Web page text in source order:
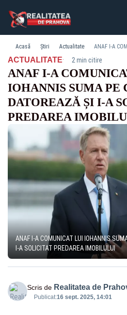
Acasă Știri Actualitate
ACTUALITATE· 2 min citire
ANAF I-A
IOHANNIS SUMA PE
DATOREAZĂ ȘI I-A
PREDAREA
ANAF I-A COMUNICAT LUI IOHANNIS
I-A SOLICITAT PREDAREA IMOBILULUI
Scris de Realitatea de
Publicat:16 sept. 2025, 14:01